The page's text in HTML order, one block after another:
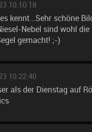
10:10:18
kennt...Sehr schöne
Nebel sind wohl die
gemacht! ;-)
10:22:40
als der Dienstag auf